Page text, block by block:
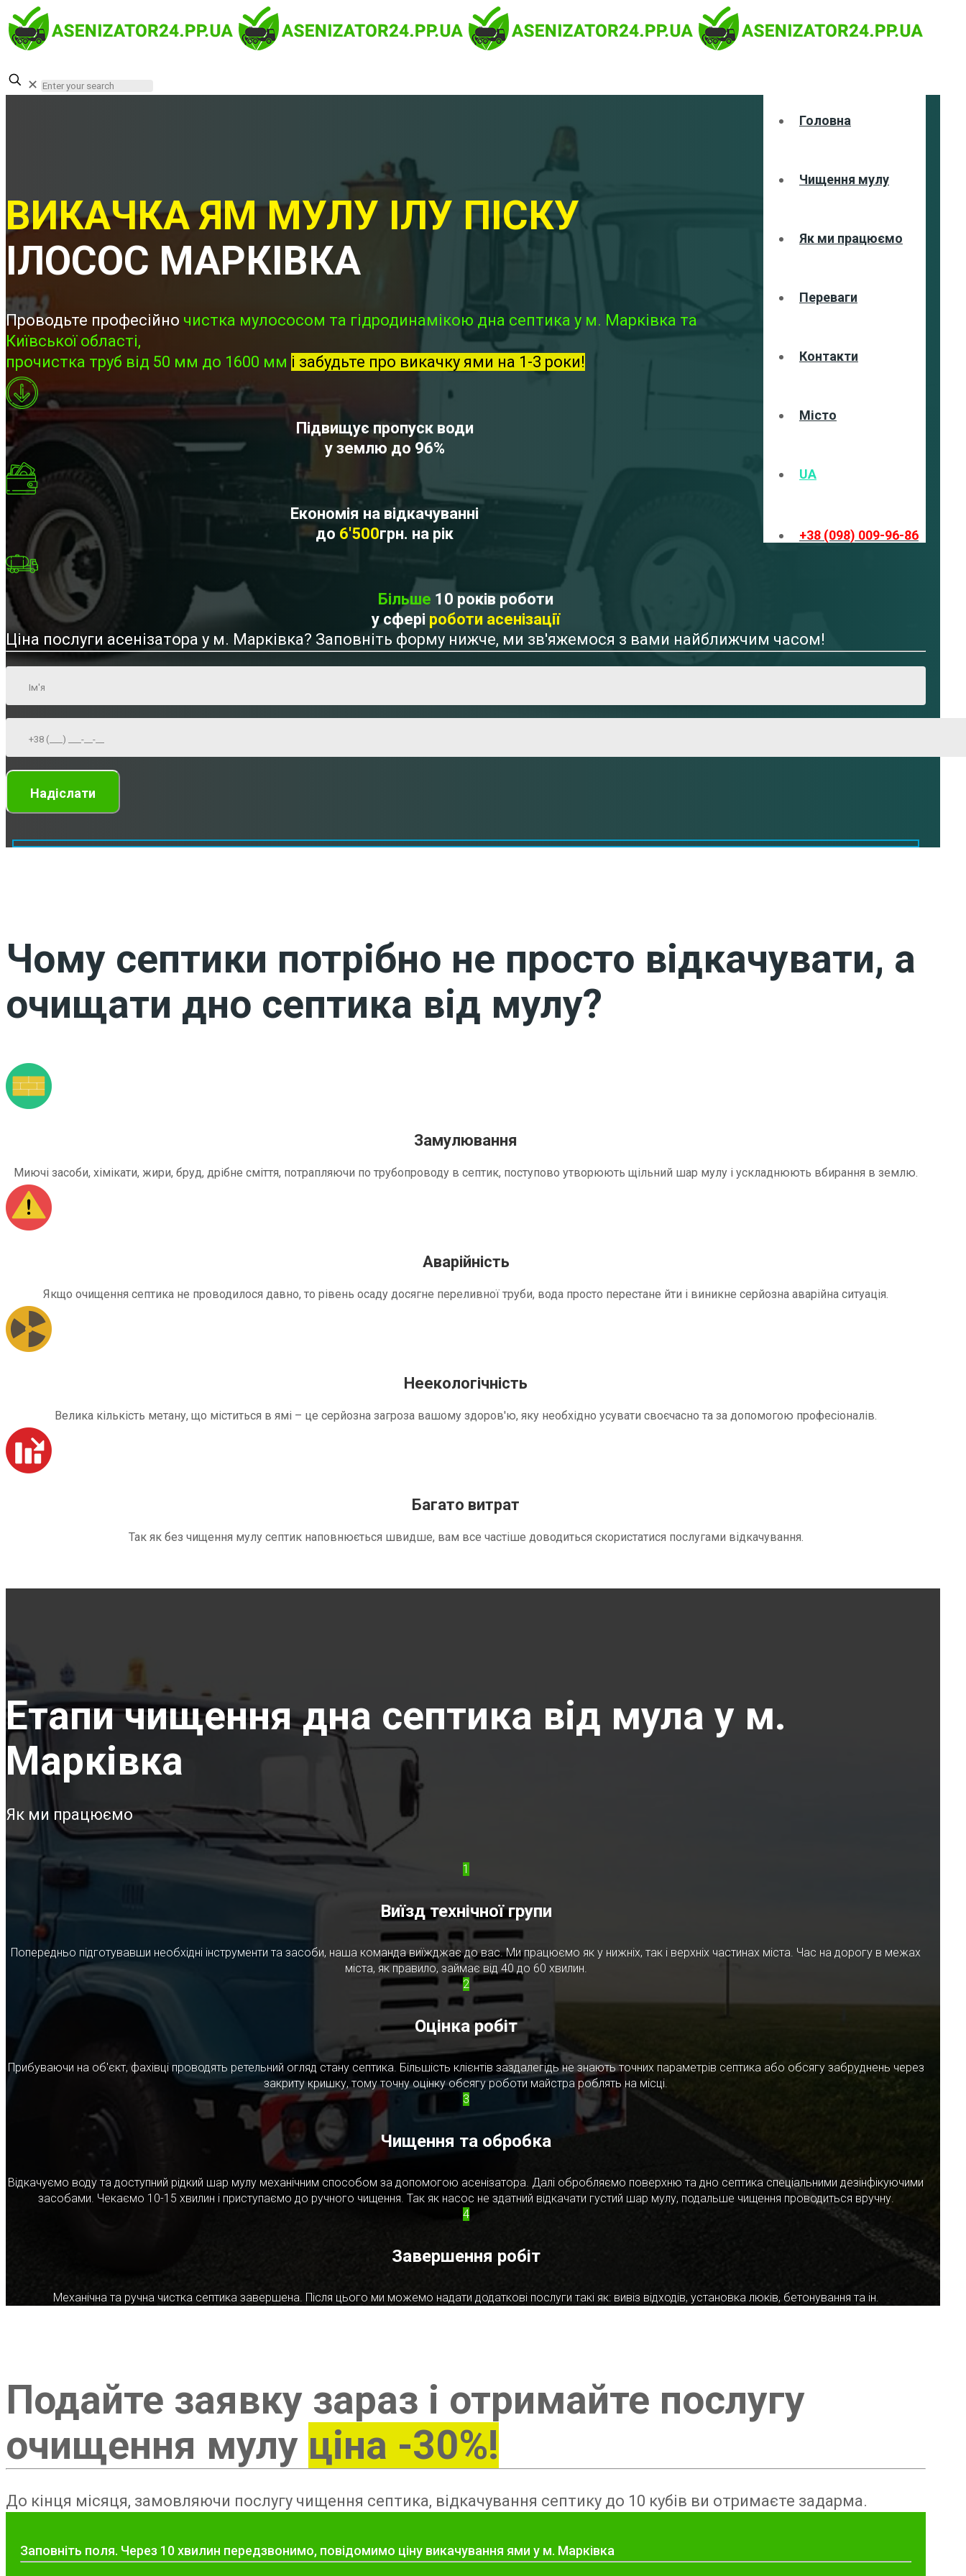
Головна
Чищення мулу
Як ми працюємо
Переваги
Контакти
Місто
UA
+38 (098) 009-96-86
✕
ВИКАЧКА ЯМ МУЛУ ІЛУ ПІСКУ
ІЛОСОС МАРКІВКА
Проводьте професійно чистка мулососом та гідродинамікою дна септика у м. Марківка та
Київської області,
прочистка труб від 50 мм до 1600 мм і забудьте про викачку ями на 1-3 роки!
Підвищує пропуск води
у землю до 96%
Економія на відкачуванні
до 6'500грн. на рік
Більше 10 років роботи
у сфері роботи асенізації
Ціна послуги асенізатора у м. Марківка? Заповніть форму нижче, ми зв'яжемося з вами найближчим часом!
Чому септики потрібно не просто відкачувати, а
очищати дно септика від мулу?
Замулювання
Миючі засоби, хімікати, жири, бруд, дрібне сміття, потрапляючи по трубопроводу в септик, поступово утворюють щільний шар мулу і ускладнюють вбирання в землю.
Аварійність
Якщо очищення септика не проводилося давно, то рівень осаду досягне переливної труби, вода просто перестане йти і виникне серйозна аварійна ситуація.
Неекологічність
Велика кількість метану, що міститься в ямі – це серйозна загроза вашому здоров'ю, яку необхідно усувати своєчасно та за допомогою професіоналів.
Багато витрат
Так як без чищення мулу септик наповнюється швидше, вам все частіше доводиться скористатися послугами відкачування.
Етапи чищення дна септика від мула у м.
Марківка
Як ми працюємо
1
Виїзд технічної групи
Попередньо підготувавши необхідні інструменти та засоби, наша команда виїжджає до вас. Ми працюємо як у нижніх, так і верхніх частинах міста. Час на дорогу в межах
міста, як правило, займає від 40 до 60 хвилин.
2
Оцінка робіт
Прибуваючи на об'єкт, фахівці проводять ретельний огляд стану септика. Більшість клієнтів заздалегідь не знають точних параметрів септика або обсягу забруднень через
закриту кришку, тому точну оцінку обсягу роботи майстра роблять на місці.
3
Чищення та обробка
Відкачуємо воду та доступний рідкий шар мулу механічним способом за допомогою асенізатора. Далі обробляємо поверхню та дно септика спеціальними дезінфікуючими
засобами. Чекаємо 10-15 хвилин і приступаємо до ручного чищення. Так як насос не здатний відкачати густий шар мулу, подальше чищення проводиться вручну.
4
Завершення робіт
Механічна та ручна чистка септика завершена. Після цього ми можемо надати додаткові послуги такі як: вивіз відходів, установка люків, бетонування та ін.
Подайте заявку зараз і отримайте послугу
очищення мулу ціна -30%!
До кінця місяця, замовляючи послугу чищення септика, відкачування септику до 10 кубів ви отримаєте задарма.
Заповніть поля. Через 10 хвилин передзвонимо, повідомимо ціну викачування ями у м. Марківка